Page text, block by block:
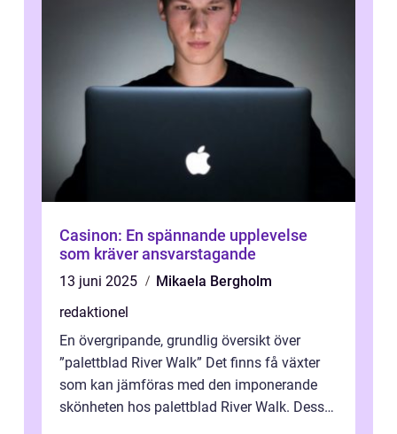
Casinon: En spännande upplevelse
som kräver ansvarstagande
13 juni 2025
Mikaela Bergholm
redaktionel
En övergripande, grundlig översikt över
”palettblad River Walk” Det finns få växter
som kan jämföras med den imponerande
skönheten hos palettblad River Walk. Dess